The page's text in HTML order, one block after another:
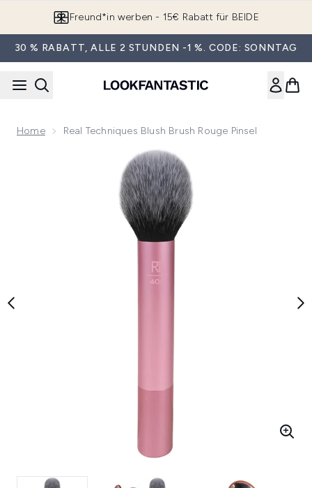
Freund*in werben - 15€ Rabatt für BEIDE
30 % RABATT, ALLE 2 STUNDEN -1 %. CODE: SONNTAG
Home Real Techniques Blush Brush Rouge Pinsel
Now showing image 1 Real Techniques Blush Brush Rouge